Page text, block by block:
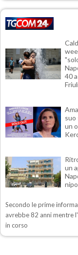
40
suo
un
un
Secondo le prime
avrebbe 82 anni mentre
in corso